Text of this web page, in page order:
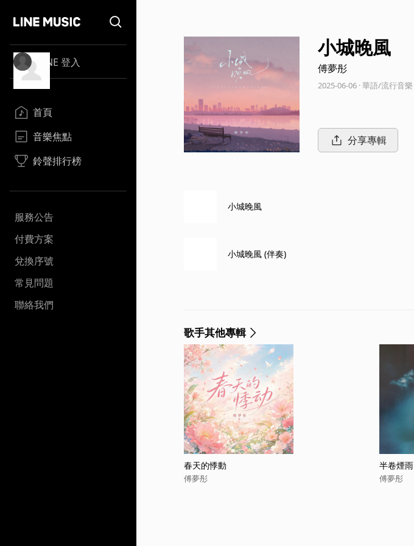
LINE 登入
首頁
音樂焦點
鈴聲排行榜
服務公告
付費方案
兌換序號
常見問題
聯絡我們
小城晚風
傅夢彤
2025-06-06 · 華語/流行音樂
分享專輯
小城晚風
小城晚風 (伴奏)
歌手其他專輯
春天的悸動
傅夢彤
半卷煙雨
傅夢彤